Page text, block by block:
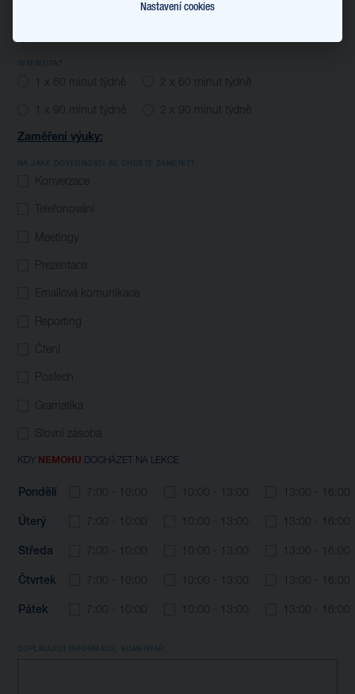
1 x 60 minut týdně 2 x 60 minut týdně
1 x 90 minut týdně 2 x 90 minut týdně
Zaměření výuky:
NA JAKÉ DOVEDNOSTI SE CHCETE ZAMĚŘIT?
Konverzace
Telefonování
Meetingy
Prezentace
Emailová komunikace
Reporting
Čtení
Poslech
Gramatika
Slovní zásoba
KDY NEMOHU DOCHÁZET NA LEKCE
Pondělí 7:00 - 10:00 10:00 - 13:00 13:00 - 16:00
Úterý 7:00 - 10:00 10:00 - 13:00 13:00 - 16:00
Středa 7:00 - 10:00 10:00 - 13:00 13:00 - 16:00
Čtvrtek 7:00 - 10:00 10:00 - 13:00 13:00 - 16:00
Pátek 7:00 - 10:00 10:00 - 13:00 13:00 - 16:00
DOPLŇUJÍCÍ INFORMACE, KOMENTÁŘ:
Nastavení cookies